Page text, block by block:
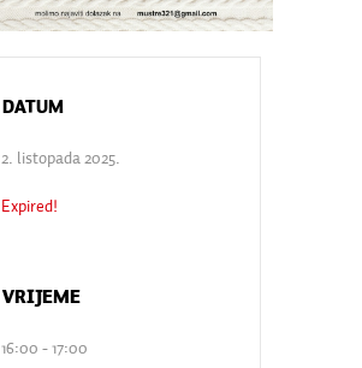
2. listopada 2025.
Expired!
16:00 - 17:00